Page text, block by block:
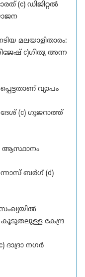
(c) ഡിജിറ്റൽ
മലയാളിതാരം:
c)ഗീതു അന്ന
വ്യാപം
(c) ഗുജറാത്ത്
ബർഗ് (d)
കേന്ദ്ര
ദാദ്രാ നഗർ